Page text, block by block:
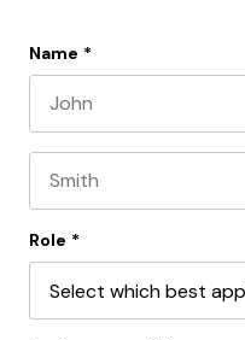
Name *
Role *